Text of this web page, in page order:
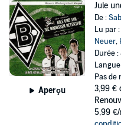
Aperçu
Jule
De :
Lu par :
Neuer,
Durée
Pas de
3,99 €
5,99